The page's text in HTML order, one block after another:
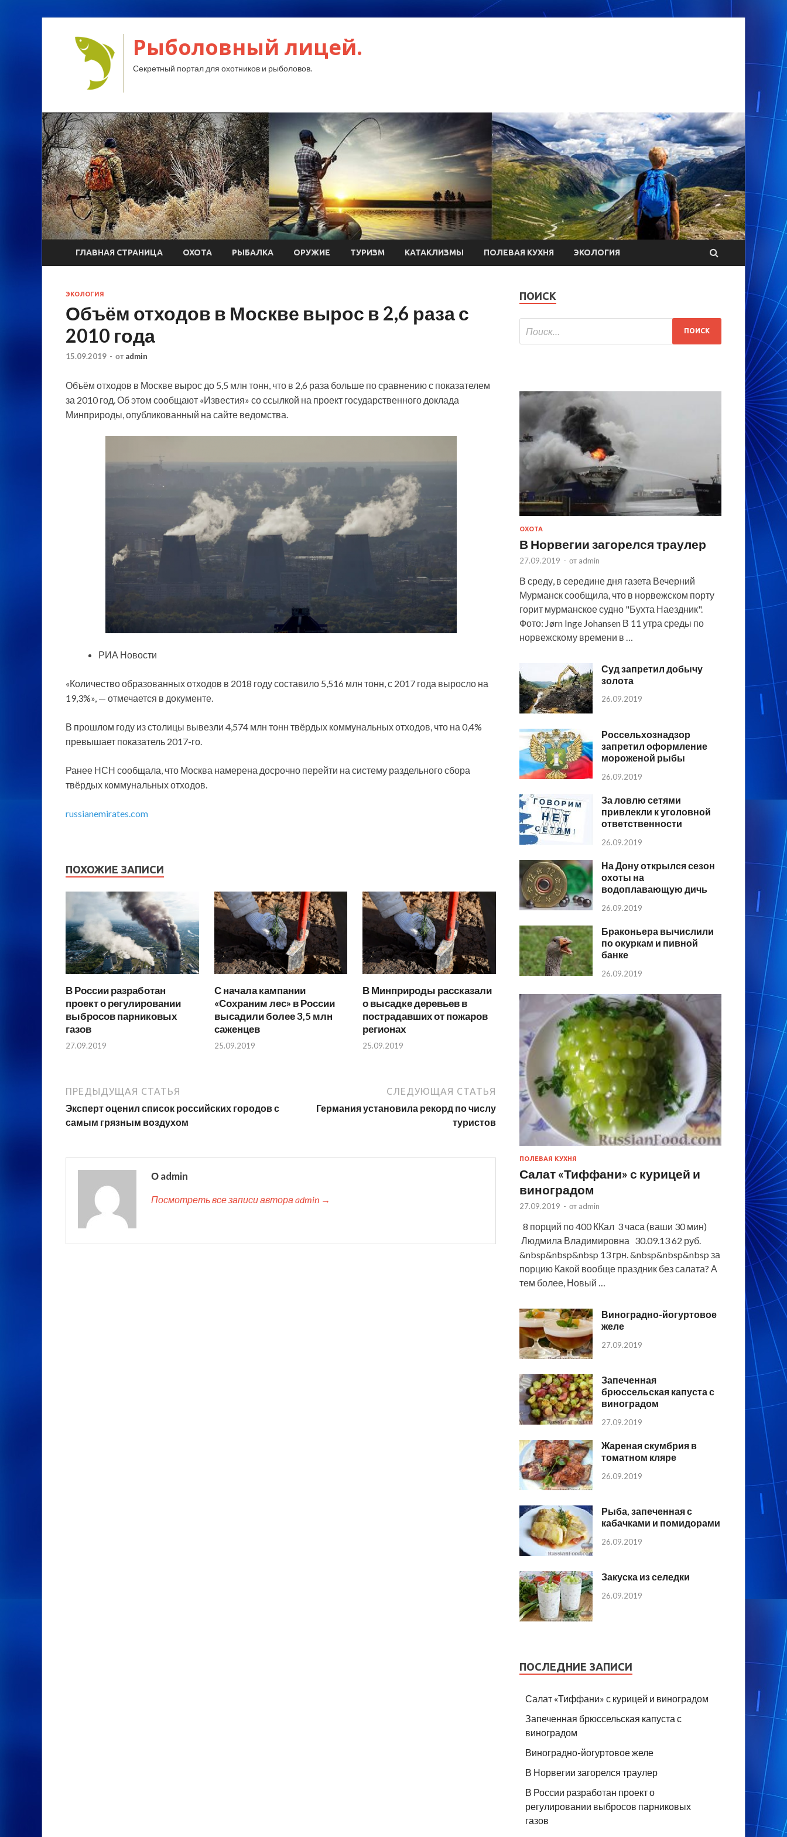
Рыболовный лицей.
Секретный портал для охотников и рыболовов.
ГЛАВНАЯ СТРАНИЦА ОХОТА РЫБАЛКА ОРУЖИЕ ТУРИЗМ КАТАКЛИЗМЫ ПОЛЕВАЯ КУХНЯ ЭКОЛОГИЯ
ЭКОЛОГИЯ
Объём отходов в Москве вырос в 2,6 раза с
2010 года
15.09.2019 - от admin
Объём отходов в Москве вырос до 5,5 млн тонн, что в 2,6 раза больше по сравнению с показателем
за 2010 год. Об этом сообщают «Известия» со ссылкой на проект государственного доклада
Минприроды, опубликованный на сайте ведомства.
РИА Новости
«Количество образованных отходов в 2018 году составило 5,516 млн тонн, с 2017 года выросло на
19,3%», — отмечается в документе.
В прошлом году из столицы вывезли 4,574 млн тонн твёрдых коммунальных отходов, что на 0,4%
превышает показатель 2017-го.
Ранее НСН сообщала, что Москва намерена досрочно перейти на систему раздельного сбора
твёрдых коммунальных отходов.
russianemirates.com
ПОХОЖИЕ ЗАПИСИ
В России разработан
проект о регулировании
выбросов парниковых
газов
27.09.2019
С начала кампании
«Сохраним лес» в России
высадили более 3,5 млн
саженцев
25.09.2019
В Минприроды рассказали
о высадке деревьев в
пострадавших от пожаров
регионах
25.09.2019
ПРЕДЫДУЩАЯ СТАТЬЯ
Эксперт оценил список российских городов с
самым грязным воздухом
СЛЕДУЮЩАЯ СТАТЬЯ
Германия установила рекорд по числу
туристов
О admin
Посмотреть все записи автора admin →
ПОИСК
ОХОТА
В Норвегии загорелся траулер
27.09.2019 - от admin
В среду, в середине дня газета Вечерний
Мурманск сообщила, что в норвежском порту
горит мурманское судно "Бухта Наездник".
Фото: Jørn Inge Johansen В 11 утра среды по
норвежскому времени в …
Суд запретил добычу
золота
26.09.2019
Россельхознадзор
запретил оформление
мороженой рыбы
26.09.2019
За ловлю сетями
привлекли к уголовной
ответственности
26.09.2019
На Дону открылся сезон
охоты на
водоплавающую дичь
26.09.2019
Браконьера вычислили
по окуркам и пивной
банке
26.09.2019
ПОЛЕВАЯ КУХНЯ
Салат «Тиффани» с курицей и
виноградом
27.09.2019 - от admin
8 порций по 400 ККал 3 часа (ваши 30 мин)
Людмила Владимировна 30.09.13 62 руб.
&nbsp&nbsp&nbsp 13 грн. &nbsp&nbsp&nbsp за
порцию Какой вообще праздник без салата? А
тем более, Новый …
Виноградно-йогуртовое
желе
27.09.2019
Запеченная
брюссельская капуста с
виноградом
27.09.2019
Жареная скумбрия в
томатном кляре
26.09.2019
Рыба, запеченная с
кабачками и помидорами
26.09.2019
Закуска из селедки
26.09.2019
ПОСЛЕДНИЕ ЗАПИСИ
Салат «Тиффани» с курицей и виноградом
Запеченная брюссельская капуста с
виноградом
Виноградно-йогуртовое желе
В Норвегии загорелся траулер
В России разработан проект о
регулировании выбросов парниковых
газов